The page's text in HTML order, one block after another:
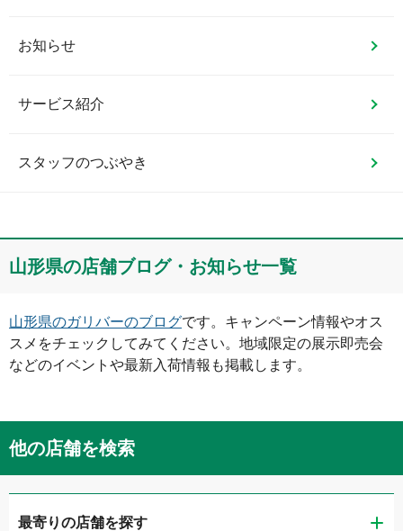
お知らせ
サービス紹介
スタッフのつぶやき
山形県の店舗ブログ・お知らせ一覧
山形県のガリバーのブログです。キャンペーン情報やオス
スメをチェックしてみてください。地域限定の展示即売会
などのイベントや最新入荷情報も掲載します。
他の店舗を検索
最寄りの店舗を探す